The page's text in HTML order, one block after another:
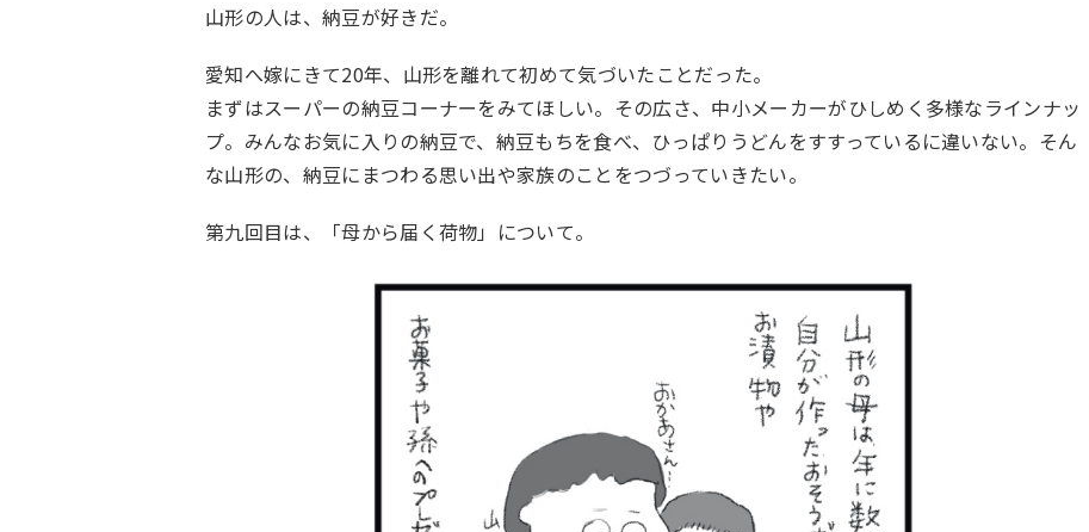
山形の人は、納豆が好きだ。
愛知へ嫁にきて20年、山形を離れて初めて気づいたことだった。
まずはスーパーの納豆コーナーをみてほしい。その広さ、中小メーカーがひしめく多様なラインナッ
プ。みんなお気に入りの納豆で、納豆もちを食べ、ひっぱりうどんをすすっているに違いない。そん
な山形の、納豆にまつわる思い出や家族のことをつづっていきたい。
第九回目は、「母から届く荷物」について。